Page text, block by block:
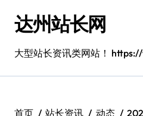
达州站长网
大型站长资讯类网站！
首页 站长资讯 动态